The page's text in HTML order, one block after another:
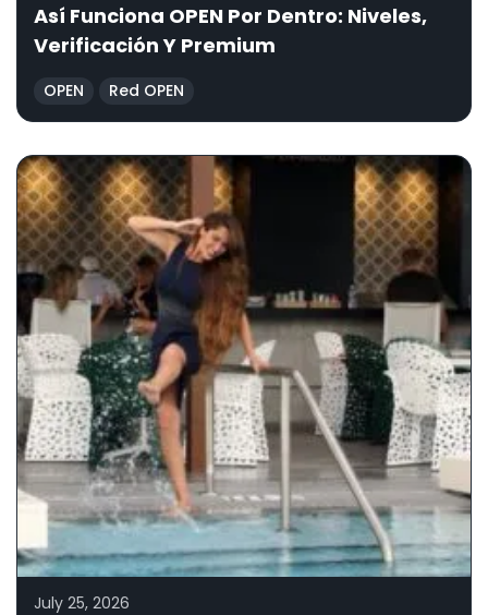
Así Funciona OPEN Por Dentro: Niveles,
Verificación Y Premium
OPEN Red OPEN
July 25, 2026